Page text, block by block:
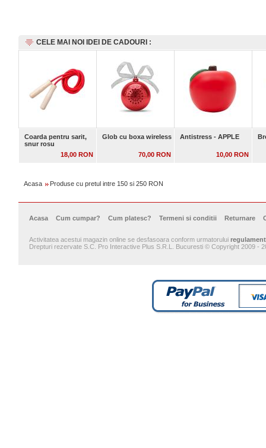
CELE MAI NOI IDEI DE CADOURI :
Coarda pentru sarit,
snur rosu
18,00 RON
Glob cu boxa wireless
70,00 RON
Antistress - APPLE
10,00 RON
Acasa Produse cu pretul intre 150 si 250 RON
Acasa Cum cumpar? Cum platesc? Termeni si conditii Returnare
Activitatea acestui magazin online se desfasoara conform urmatorului regulament
Drepturi rezervate S.C. Pro Interactive Plus S.R.L. Bucuresti © Copyright 2009 -